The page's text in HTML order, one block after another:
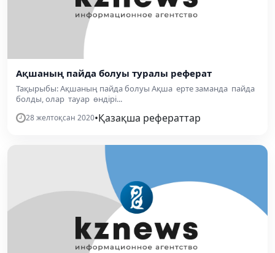
Ақшаның пайда болуы туралы реферат
Тақырыбы: Ақшаның пайда болуы Ақша ерте заманда пайда
болды, олар тауар өндірі...
28 желтоқсан 2020•Қазақша рефераттар